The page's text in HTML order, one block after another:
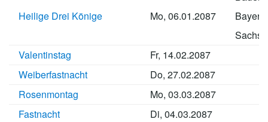
Heilige Drei Könige Mo, 06.01.2087
Bayern
Valentinstag
Fr, 14.02.2087
Weiberfastnacht
Do, 27.02.2087
Rosenmontag
Mo, 03.03.2087
Fastnacht
Di, 04.03.2087